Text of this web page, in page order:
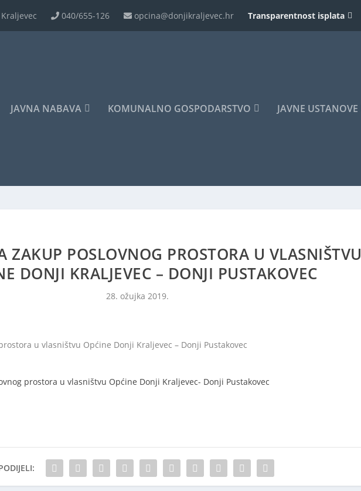
040/655-126 opcina@donjikraljevec.hr Transparentnost isplata
JAVNA NABAVA KOMUNALNO GOSPODARSTVO JAVNE USTANOVE
ZAKUP POSLOVNOG PROSTORA U VLASNIŠTVU
DONJI KRALJEVEC – DONJI PUSTAKOVEC
28. ožujka 2019.
prostora u vlasništvu Općine Donji Kraljevec- Donji Pustakovec